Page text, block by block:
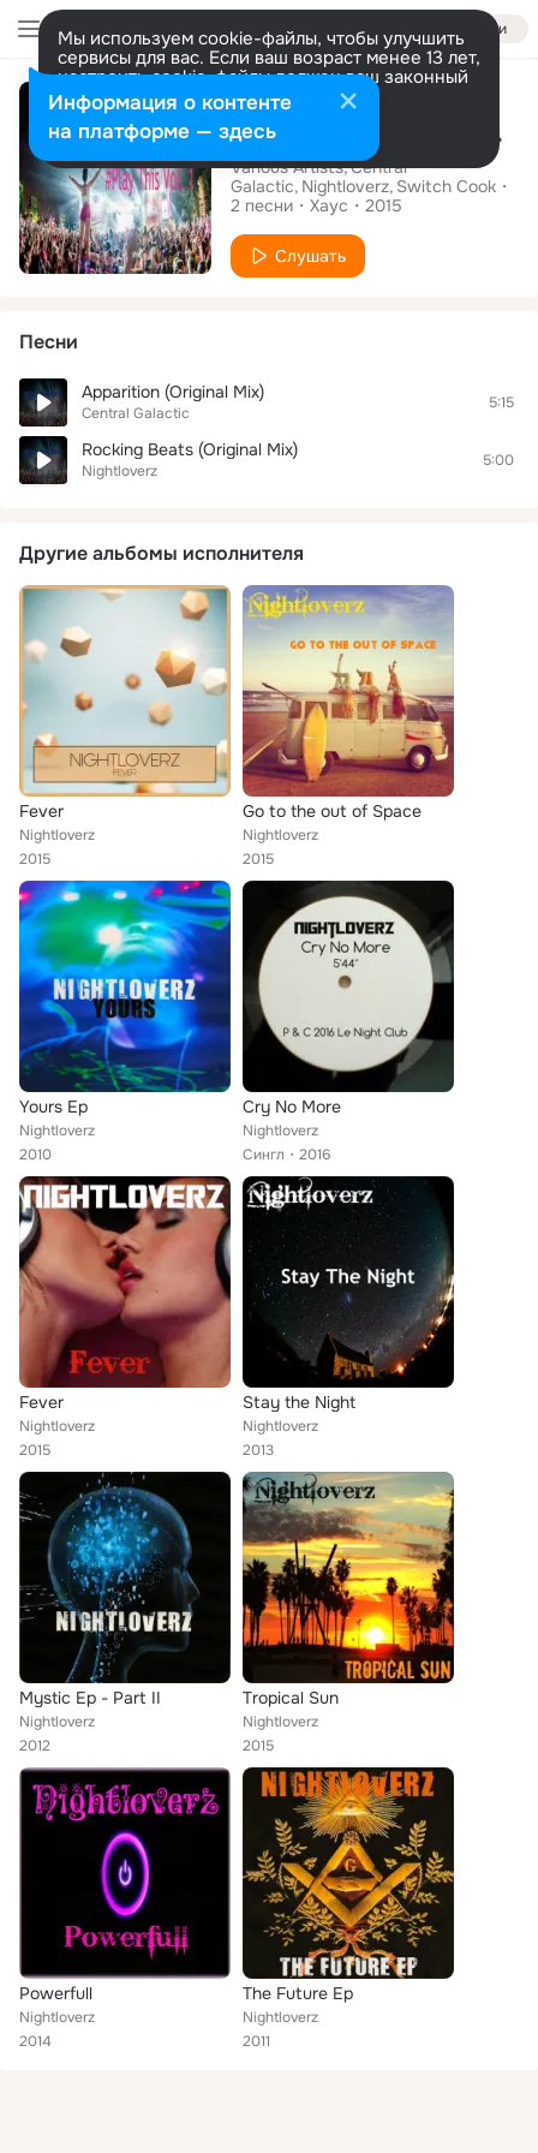
Войти
Мы используем cookie-файлы, чтобы улучшить
сервисы для вас. Если ваш возраст менее 13 лет,
настроить cookie-файлы должен ваш законный
представитель. Больше информации
Разрешить все Настроить Royal Music Paris #play This Vol. 1
Various Artists Central
Galactic Nightloverz Switch Cook
2 песни Хаус 2015
Слушать
Песни
Apparition (Original Mix)
Central Galactic
5:15
Rocking Beats (Original Mix)
Nightloverz
5:00
Другие альбомы исполнителя
Fever
Nightloverz
2015
Go to the out of Space
Nightloverz
2015
Yours Ep
Nightloverz
2010
Cry No More
Nightloverz
Сингл
2016
Fever
Nightloverz
2015
Stay the Night
Nightloverz
2013
Mystic Ep - Part II
Nightloverz
2012
Tropical Sun
Nightloverz
2015
Powerfull
Nightloverz
2014
The Future Ep
Nightloverz
2011
Информация о контенте
на платформе — здесь